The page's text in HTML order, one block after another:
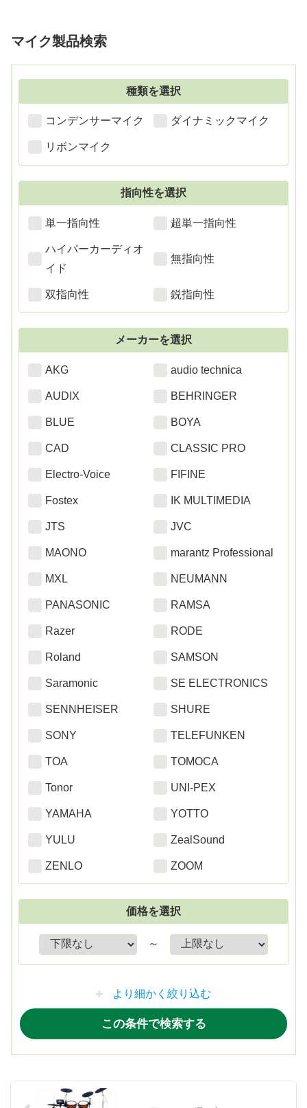
マイク製品検索
種類を選択
コンデンサーマイク ダイナミックマイク
リボンマイク
指向性を選択
単一指向性 超単一指向性
ハイパーカーディオ
イド
無指向性
双指向性 鋭指向性
メーカーを選択
AKG audio technica
AUDIX BEHRINGER
BLUE BOYA
CAD CLASSIC PRO
Electro-Voice FIFINE
Fostex IK MULTIMEDIA
JTS JVC
MAONO marantz Professional
MXL NEUMANN
PANASONIC RAMSA
Razer RODE
Roland SAMSON
Saramonic SE ELECTRONICS
SENNHEISER SHURE
SONY TELEFUNKEN
TOA TOMOCA
Tonor UNI-PEX
YAMAHA YOTTO
YULU ZealSound
ZENLO ZOOM
価格を選択
～
より細かく絞り込む